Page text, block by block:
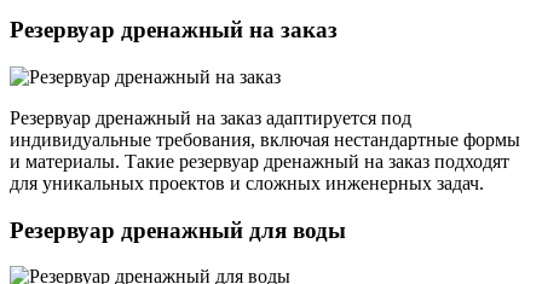
Резервуар дренажный на заказ
Резервуар дренажный на заказ адаптируется под
индивидуальные требования, включая нестандартные формы
и материалы. Такие резервуар дренажный на заказ подходят
для уникальных проектов и сложных инженерных задач.
Резервуар дренажный для воды